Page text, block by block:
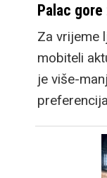
Palac
Za vrijeme
mobiteli
je više-